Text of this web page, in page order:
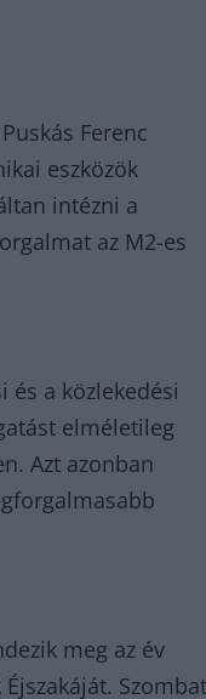
Ferenc
eszközök
intézni a
az M2-es
és a közlekedési
elméletileg
Azt azonban
meg az év